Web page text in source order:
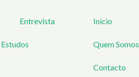
Entrevista
Estudos
Inicio
Quem Somos
Contacto